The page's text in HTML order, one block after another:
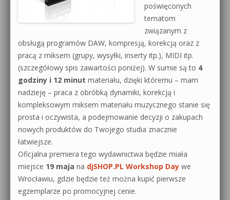
Wyszukiwanie
poświęconych
tematom
związanym z
obsługą programów DAW, kompresją, korekcją oraz z
pracą z miksem (grupy, wysyłki, inserty itp.), MIDI itp.
(szczegółowy spis zawartości poniżej). W sumie są to 4
godziny i 12 minut materiału, dzięki któremu – mam
nadzieję – praca z obróbką dynamiki, korekcją i
kompleksowym miksem materiału muzycznego stanie się
prosta i oczywista, a podejmowanie decyzji o zakupach
nowych produktów do Twojego studia znacznie
łatwiejsze.
Oficjalna premiera tego wydawnictwa będzie miała
miejsce 19 maja na djSHOP.PL Workshop Day we
Wrocławiu, gdzie będzie też można kupić pierwsze
egzemplarze po promocyjnej cenie.